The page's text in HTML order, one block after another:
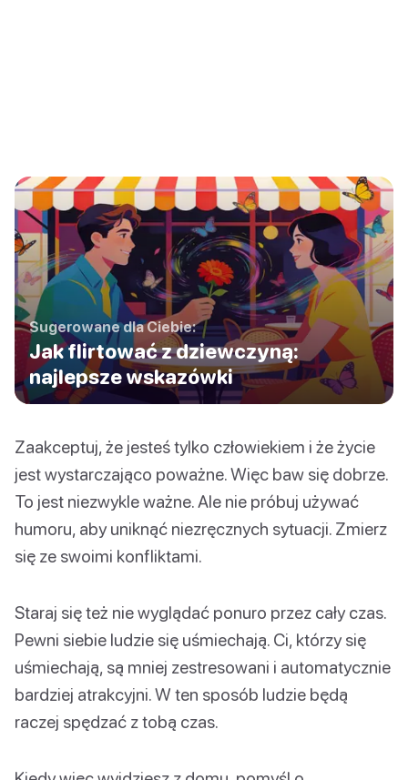
Sugerowane dla Ciebie:
Jak flirtować z dziewczyną:
najlepsze wskazówki
Zaakceptuj, że jesteś tylko człowiekiem i że życie
jest wystarczająco poważne. Więc baw się dobrze.
To jest niezwykle ważne. Ale nie próbuj używać
humoru, aby uniknąć niezręcznych sytuacji. Zmierz
się ze swoimi konfliktami.
Staraj się też nie wyglądać ponuro przez cały czas.
Pewni siebie ludzie się uśmiechają. Ci, którzy się
uśmiechają, są mniej zestresowani i automatycznie
bardziej atrakcyjni. W ten sposób ludzie będą
raczej spędzać z tobą czas.